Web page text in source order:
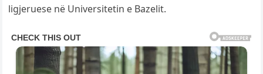
ligjeruese në Universitetin e Bazelit.